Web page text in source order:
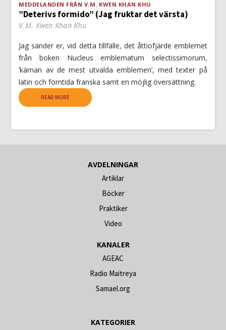
MEDDELANDEN FRÅN V.M. KWEN KHAN KHU
”Deterivs formido” (Jag fruktar det värsta)
V.M. Kwen Khan Khu
Jag sänder er, vid detta tillfälle, det åttiofjärde emblemet
från boken Nucleus emblematum selectissimorum,
’kärnan av de mest utvalda emblemen’, med texter på
latin och forntida franska samt en möjlig översättning.
READ MORE
AVDELNINGAR
Artiklar
Böcker
Praktiker
Video
KANALER
AGEAC
Radio Maitreya
Samael.org
KATEGORIER